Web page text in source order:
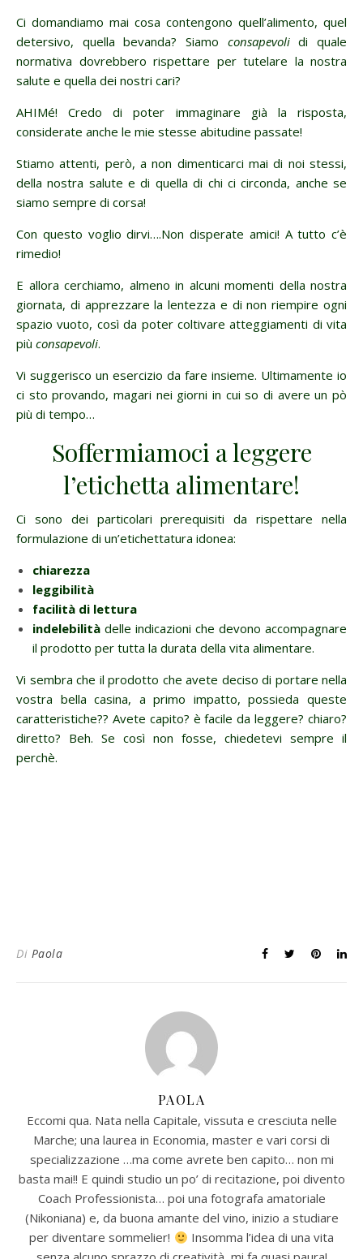
Ci domandiamo mai cosa contengono quell’alimento, quel
detersivo, quella bevanda? Siamo consapevolidi quale
normativa dovrebbero rispettare per tutelare la nostra
salute e quella dei nostri cari?
AHIMé! Credo di poter immaginare già la risposta,
considerate anche le mie stesse abitudine passate!
Stiamo attenti, però, a non dimenticarci mai di noi stessi,
della nostra salute e di quella di chi ci circonda, anche se
siamo sempre di corsa!
Con questo voglio dirvi….Non disperate amici! A tutto c’è
rimedio!
E allora cerchiamo, almeno in alcuni momenti della nostra
giornata, di apprezzare la lentezza e di non riempire ogni
spazio vuoto, così da poter coltivare atteggiamenti di vita
più consapevoli.
Vi suggerisco un esercizio da fare insieme. Ultimamente io
ci sto provando, magari nei giorni in cui so di avere un pò
più di tempo…
Soffermiamoci a leggere
l’etichetta alimentare!
Ci sono dei particolari prerequisiti da rispettare nella
formulazione di un’etichettatura idonea:
chiarezza
leggibilità
facilità di lettura
indelebilità delle indicazioni che devono accompagnare
il prodotto per tutta la durata della vita alimentare.
Vi sembra che il prodotto che avete deciso di portare nella
vostra bella casina, a primo impatto, possieda queste
caratteristiche?? Avete capito? è facile da leggere? chiaro?
diretto? Beh. Se così non fosse, chiedetevi sempre il
perchè.
Di Paola
PAOLA
Eccomi qua. Nata nella Capitale, vissuta e cresciuta nelle
Marche; una laurea in Economia, master e vari corsi di
specializzazione …ma come avrete ben capito… non mi
basta mai!! E quindi studio un po’ di recitazione, poi divento
Coach Professionista… poi una fotografa amatoriale
(Nikoniana) e, da buona amante del vino, inizio a studiare
per diventare sommelier!
Insomma l’idea di una vita